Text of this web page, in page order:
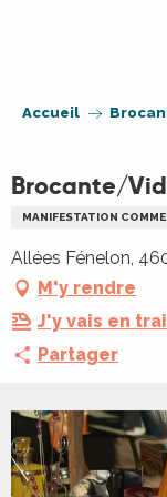
Accueil
Brocante/
MANIFESTATION
Allées Fénelon,
M'y rendre
J'y vais en
Partager